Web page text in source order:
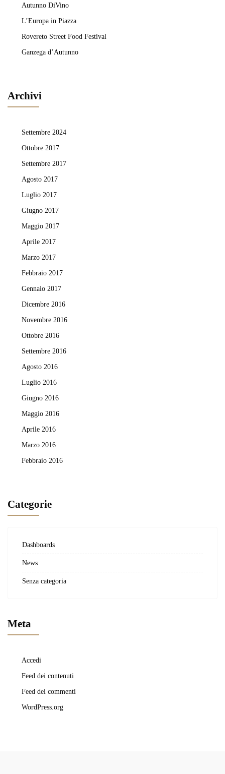
Autunno DiVino
L’Europa in Piazza
Rovereto Street Food Festival
Ganzega d’Autunno
Archivi
Settembre 2024
Ottobre 2017
Settembre 2017
Agosto 2017
Luglio 2017
Giugno 2017
Maggio 2017
Aprile 2017
Marzo 2017
Febbraio 2017
Gennaio 2017
Dicembre 2016
Novembre 2016
Ottobre 2016
Settembre 2016
Agosto 2016
Luglio 2016
Giugno 2016
Maggio 2016
Aprile 2016
Marzo 2016
Febbraio 2016
Categorie
Dashboards
News
Senza categoria
Meta
Accedi
Feed dei contenuti
Feed dei commenti
WordPress.org